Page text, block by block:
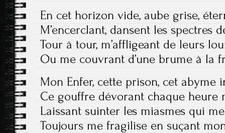
En cet horizon vide, aube grise,
M’encerclant, dansent les spectres
Tour à tour, m’affligeant de leurs
Ou me couvrant d’une brume à la
Mon Enfer, cette prison, cet abyme
Ce gouffre dévorant chaque heure
Laissant suinter les miasmes qui
Toujours me fragilise en suçant